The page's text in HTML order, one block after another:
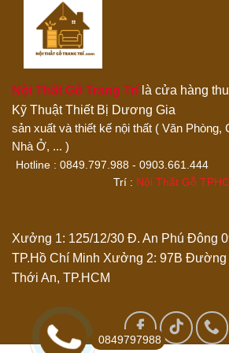
Thêm ảnh đánh giá
Email*
Lưu tên của tôi, email, và trang web
Nội Thất Gỗ Trang Trílà cửa hàng
Kỹ Thuật Thiết Bị Dương Gia
sản xuất và thiết kế nội thất ( Văn Phòng,
Nhà Ở, ... )
Hotline : 0849.797.988 -
Trí : Nội Thất Gỗ
Xưởng 1: 125/12/30 Đ. An Phú Đông
TP.Hồ Chí Minh Xưởng 2: 97B
Thới An, TP.HCM
0849797988